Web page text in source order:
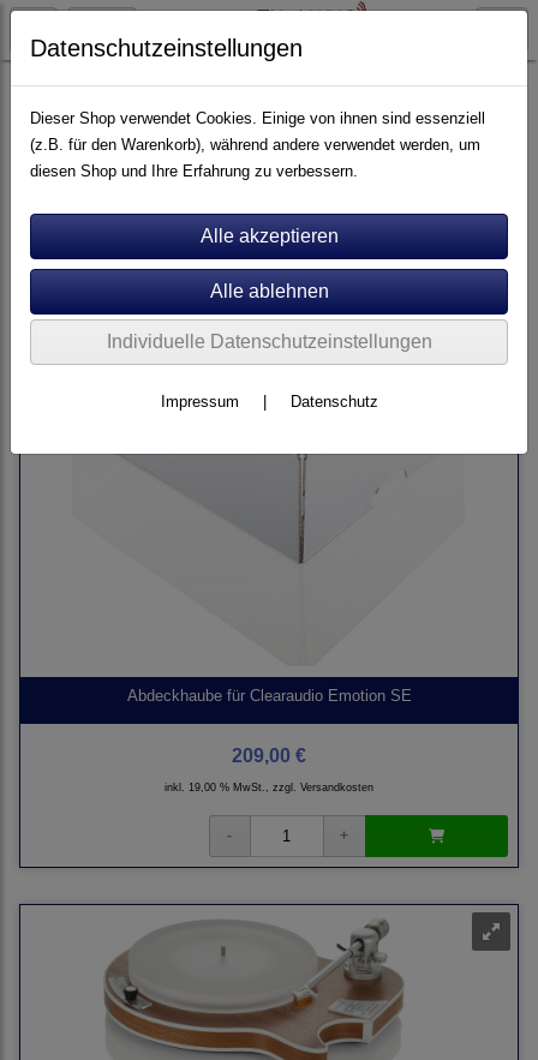
Plattenspieler Clearaudio
Sortierung wählen
Abdeckhaube für Clearaudio Emotion SE
209,00 €
inkl. 19,00 % MwSt., zzgl. Versandkosten
Datenschutzeinstellungen
Dieser Shop verwendet Cookies. Einige von ihnen sind essenziell
(z.B. für den Warenkorb), während andere verwendet werden, um
diesen Shop und Ihre Erfahrung zu verbessern.
Individuelle Datenschutzeinstellungen
Impressum Datenschutz